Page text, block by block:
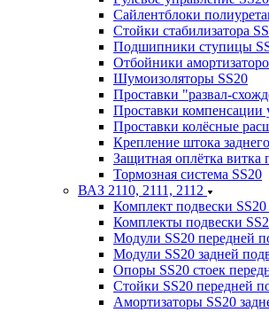
Сайлентблоки
Стойки стабилизатора
Подшипники ступицы
Отбойники
Шумоизоляторы SS20
Проставки "развал-
Проставки компенсации
Проставки колёсные
Крепление штока
Защитная оплётка
Тормозная система SS20
ВАЗ 2110, 2111, 2112
Комплект подвески
Комплекты подвески
Модули SS20 передней
Модули SS20 задней
Опоры SS20 стоек
Стойки SS20 передней
Амортизаторы SS20